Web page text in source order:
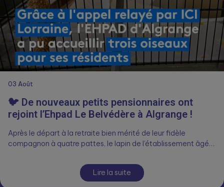
03 Août
🐦 De nouveaux petits pensionnaires ont
rejoint l’Ehpad Le Belvédère à Algrange !
Après le départ à la retraite bien mérité de leur fidèle
compagnon à quatre pattes, le lapin de l’établissement âgé…
Lire la suite